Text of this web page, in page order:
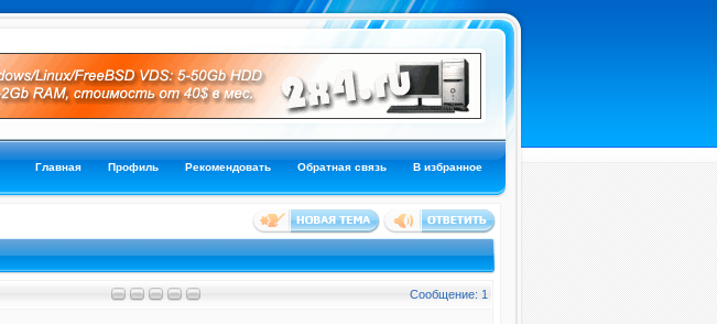
Главная Профиль Рекомендовать Обратная связь В избранное
Сообщение: 1